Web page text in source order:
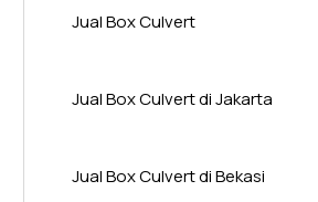
Jual Box Culvert
Jual Box Culvert di Jakarta
Jual Box Culvert di Bekasi